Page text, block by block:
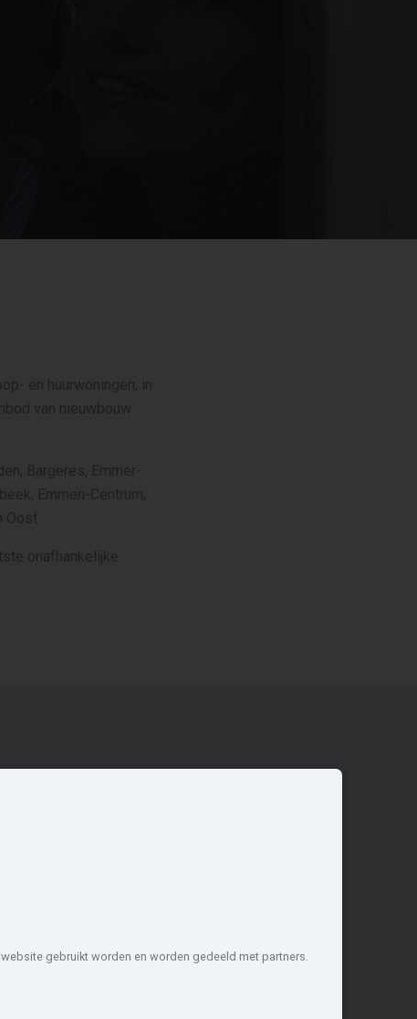
en huurwoningen, in
van nieuwbouw
Bargeres, Emmer-
Emmen-Centrum,
onafhankelijke
gebruikt worden en worden gedeeld met partners.